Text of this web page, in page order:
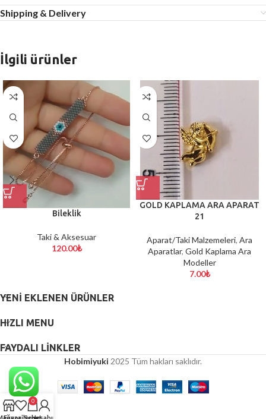
Shipping & Delivery
İlgili ürünler
Bileklik
Taki & Aksesuar
120.00₺
GOLD KAPLAMA ARA APARAT
21
Aparat/Taki Malzemeleri, Ara
Aparatlar, Gold Kaplama Ara
Modeller
7.00₺
YENI EKLENEN ÜRÜNLER
HIZLI MENU
FAYDALI LİNKLER
Hobimiyuki 2025 Tüm hakları saklıdır.
0